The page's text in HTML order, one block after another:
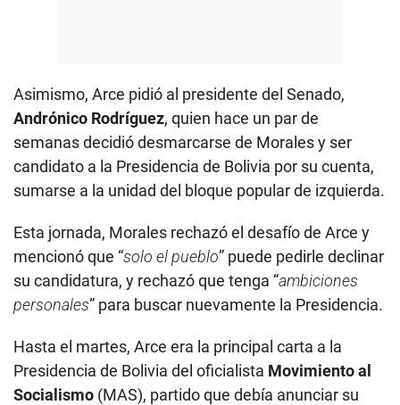
Asimismo, Arce pidió al presidente del Senado,
Andrónico Rodríguez, quien hace un par de
semanas decidió desmarcarse de Morales y ser
candidato a la Presidencia de Bolivia por su cuenta,
sumarse a la unidad del bloque popular de izquierda.
Esta jornada, Morales rechazó el desafío de Arce y
mencionó que “solo el pueblo” puede pedirle declinar
su candidatura, y rechazó que tenga “ambiciones
personales” para buscar nuevamente la Presidencia.
Hasta el martes, Arce era la principal carta a la
Presidencia de Bolivia del oficialista Movimiento al
Socialismo (MAS), partido que debía anunciar su